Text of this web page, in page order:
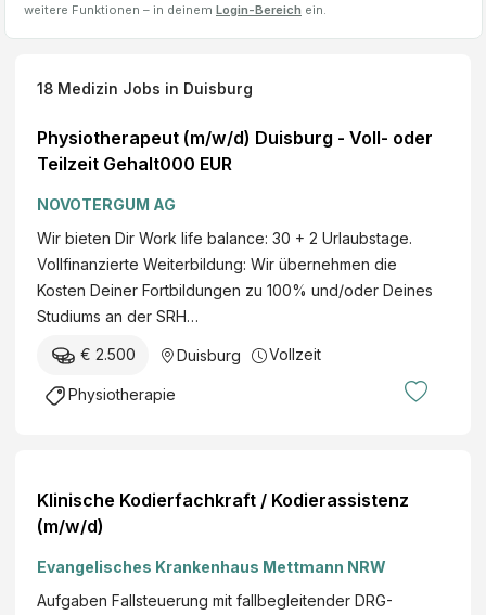
weitere Funktionen – in deinem Login-Bereich ein.
18 Medizin Jobs in Duisburg
Physiotherapeut (m/w/d) Duisburg - Voll- oder
Teilzeit Gehalt000 EUR
NOVOTERGUM AG
Wir bieten Dir Work life balance: 30 + 2 Urlaubstage.
Vollfinanzierte Weiterbildung: Wir übernehmen die
Kosten Deiner Fortbildungen zu 100% und/oder Deines
Studiums an der SRH…
€ 2.500 Duisburg Vollzeit
Physiotherapie
Klinische Kodierfachkraft / Kodierassistenz
(m/w/d)
Evangelisches Krankenhaus Mettmann NRW
Aufgaben Fallsteuerung mit fallbegleitender DRG-